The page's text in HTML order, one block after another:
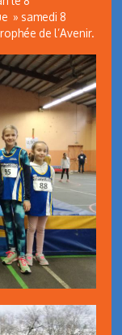
» samedi 8
de l’Avenir.